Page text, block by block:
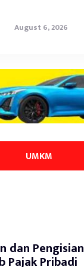
August 6, 2026
UMKM
dan Pengisian
Pajak Pribadi